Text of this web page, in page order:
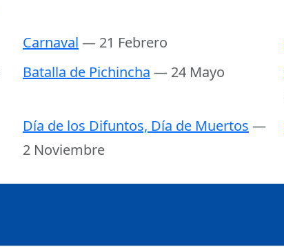
Carnaval — 21 Febrero
Batalla de Pichincha — 24 Mayo
Día de los Difuntos, Día de Muertos —
2 Noviembre